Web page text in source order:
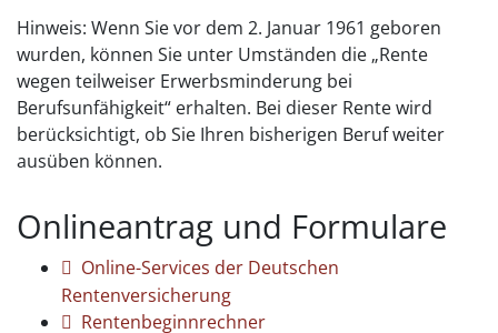
Hinweis: Wenn Sie vor dem 2. Januar 1961 geboren
wurden, können Sie unter Umständen die „Rente
wegen teilweiser Erwerbsminderung bei
Berufsunfähigkeit“ erhalten. Bei dieser Rente wird
berücksichtigt, ob Sie Ihren bisherigen Beruf weiter
ausüben können.
Onlineantrag und Formulare
Online-Services der Deutschen
Rentenversicherung
Rentenbeginnrechner